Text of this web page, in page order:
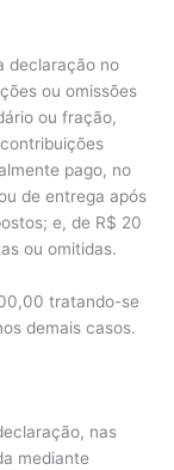
declaração no
ou omissões
ou fração,
pago, no
de entrega após
e, de R$ 20
ou omitidas.
tratando-se
demais casos.
nas
mediante